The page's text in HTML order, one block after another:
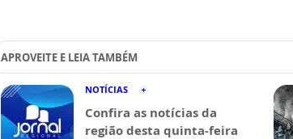
APROVEITE E LEIA TAMBÉM
NOTÍCIAS
Confira as notícias da
região desta quinta-feira